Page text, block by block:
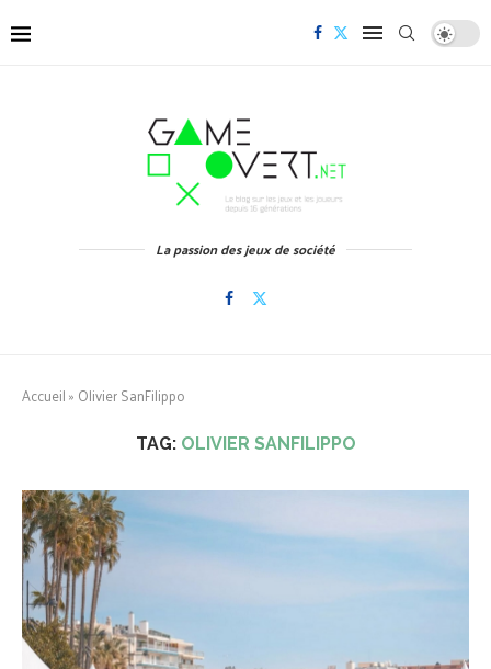
La passion des jeux de société
Accueil» Olivier SanFilippo
TAG: OLIVIER SANFILIPPO